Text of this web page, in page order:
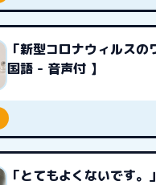
「新型コロナウィルス
国語 - 音声付 】
「とてもよくないです